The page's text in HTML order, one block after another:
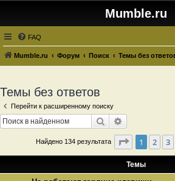
Mumble.ru
FAQ
Mumble.ru Форум Поиск Темы без
Темы без ответов
Перейти к расширенному поиску
Поиск
Найдено 134 результата Страница
1 2 3
Темы